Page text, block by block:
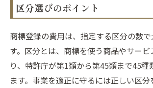
区分選びのポイント
商標登録の費用は、指定する区分の数
す。区分とは、商標を使う商品やサービ
り、特許庁が第1類から第45類まで45種
ます。事業を適正に守るには正しい区